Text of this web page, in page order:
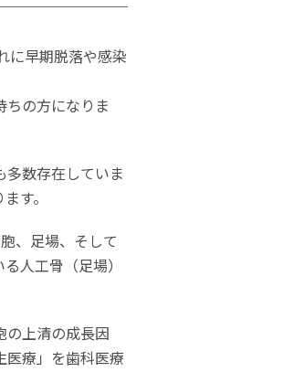
に早期脱落や感染
ちの方になりま
数存在していま
す。
、足場、そして
人工骨（足場）
の上清の成長因
医療」を歯科医療